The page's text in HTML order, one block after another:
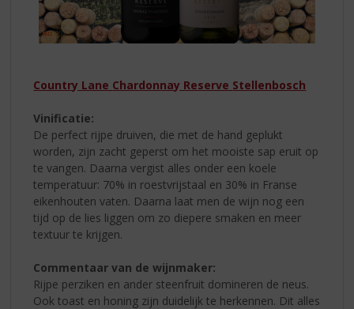
Country Lane Chardonnay Reserve Stellenbosch
Vinificatie:
De perfect rijpe druiven, die met de hand geplukt
worden, zijn zacht geperst om het mooiste sap eruit op
te vangen. Daarna vergist alles onder een koele
temperatuur: 70% in roestvrijstaal en 30% in Franse
eikenhouten vaten. Daarna laat men de wijn nog een
tijd op de lies liggen om zo diepere smaken en meer
textuur te krijgen.
Commentaar van de wijnmaker:
Rijpe perziken en ander steenfruit domineren de neus.
Ook toast en honing zijn duidelijk te herkennen. Dit alles